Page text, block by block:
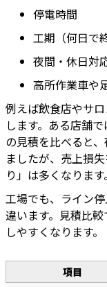
停電時間
工期（何日で
夜間・休日対
高所作業車や
例えば飲食店やサ
します。ある店舗
の見積を比べると
ましたが、売上損
り」は多くなります。
工場でも、ライン
違います。見積比
しやすくなります。
項目